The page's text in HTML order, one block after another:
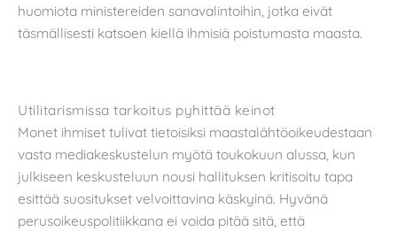
huomiota ministereiden sanavalintoihin, jotka eivät
täsmällisesti katsoen kiellä ihmisiä poistumasta maasta.
Utilitarismissa tarkoitus pyhittää keinot
Monet ihmiset tulivat tietoisiksi maastalähtöoikeudestaan
vasta mediakeskustelun myötä toukokuun alussa, kun
julkiseen keskusteluun nousi hallituksen kritisoitu tapa
esittää suositukset velvoittavina käskyinä. Hyvänä
perusoikeuspolitiikkana ei voida pitää sitä, että